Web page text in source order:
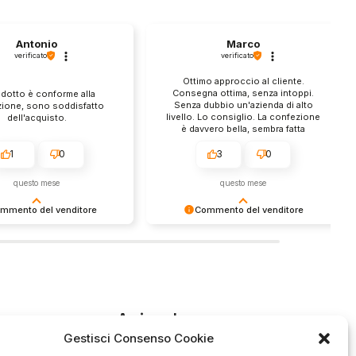
Gestisci Consenso Cookie
del venditore
Antonio
verificato
è conforme alla
sono soddisfatto
dell'acquisto.
1 0
questo mese
Commento del venditore
Marco
verificato
Ottimo approccio al cliente.
Consegna ottima, senza intoppi.
Senza dubbio un'azienda di alto
livello. Lo consiglio. La confezione
è davvero bella, sembra fatta
3 0
questo mese
Azienda